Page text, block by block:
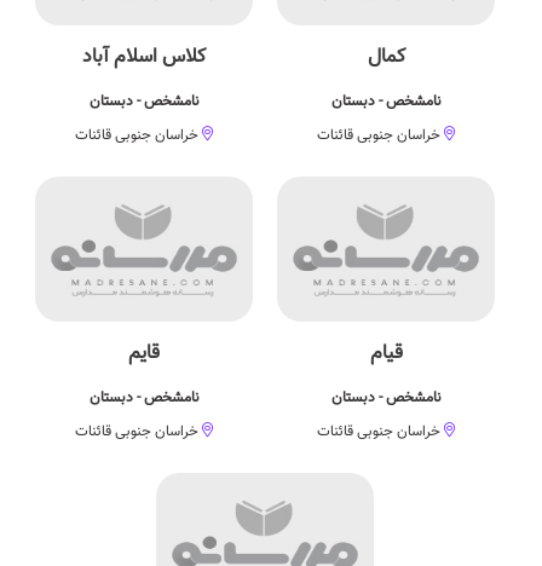
کمال
نامشخص - دبستان
خراسان جنوبی قائنات
کلاس اسلام آباد
نامشخص - دبستان
خراسان جنوبی قائنات
قیام
نامشخص - دبستان
خراسان جنوبی قائنات
قایم
نامشخص - دبستان
خراسان جنوبی قائنات